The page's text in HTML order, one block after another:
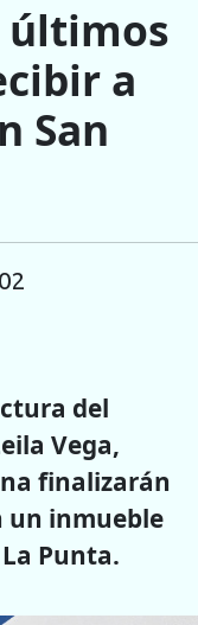
últimos
a
San
del
Vega,
finalizarán
un inmueble
Punta.